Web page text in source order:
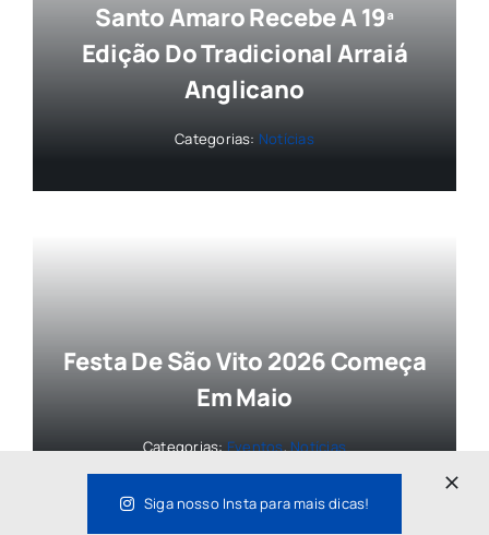
Santo Amaro Recebe A 19ª
Edição Do Tradicional Arraiá
Anglicano
Categorias: Notícias
Festa De São Vito 2026 Começa
Em Maio
Categorias: Eventos, Notícias
Siga nosso Insta para mais dicas!